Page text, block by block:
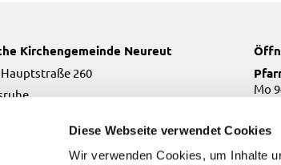
Diese Webseite verwendet Cookies
Wir verwenden Cookies, um Inhalte
Kirchengemeinde Neureut
260
Mo
Do,